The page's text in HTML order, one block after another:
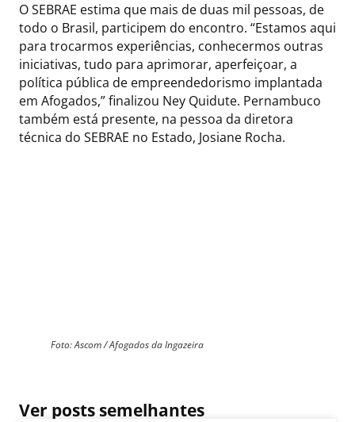
O SEBRAE estima que mais de duas mil pessoas, de
todo o Brasil, participem do encontro. “Estamos aqui
para trocarmos experiências, conhecermos outras
iniciativas, tudo para aprimorar, aperfeiçoar, a
política pública de empreendedorismo implantada
em Afogados,” finalizou Ney Quidute. Pernambuco
também está presente, na pessoa da diretora
técnica do SEBRAE no Estado, Josiane Rocha.
Foto: Ascom / Afogados da Ingazeira
Ver posts semelhantes